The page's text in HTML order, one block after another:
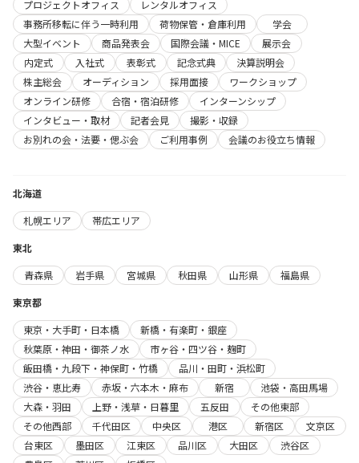
プロジェクトオフィス
レンタルオフィス
事務所移転に伴う一時利用
荷物保管・倉庫利用
学会
大型イベント
商品発表会 国際会議・MICE
展示会
内定式
入社式 表彰式 記念式典
決算説明会
株主総会
オーディション 採用面接
ワークショップ
オンライン研修
合宿・宿泊研修
インターンシップ
インタビュー・取材
記者会見
撮影・収録
お別れの会・法要・偲ぶ会
ご利用事例 会議のお役立ち情報
北海道
札幌エリア
帯広エリア
東北
青森県
岩手県 宮城県 秋田県 山形県
福島県
東京都
東京・大手町・日本橋
新橋・有楽町・銀座
秋葉原・神田・御茶ノ水
市ヶ谷・四ツ谷・麹町
飯田橋・九段下・神保町・竹橋
品川・田町・浜松町
渋谷・恵比寿
赤坂・六本木・麻布 新宿
池袋・高田馬場
大森・羽田
上野・浅草・日暮里 五反田
その他東部
その他西部
千代田区 中央区 港区 新宿区
文京区
台東区
墨田区 江東区 品川区 大田区
渋谷区